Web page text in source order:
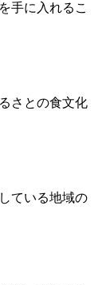
手に入れるこ
さとの食文化
ている地域の